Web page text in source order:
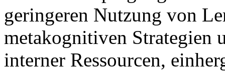
geringeren Nutzung von
metakognitiven Strategien
interner Ressourcen,